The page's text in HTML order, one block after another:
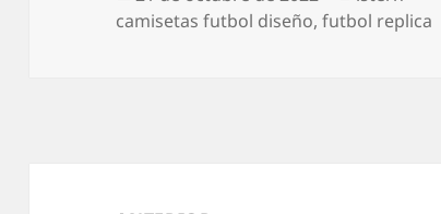
el
camisetas futbol diseño,futbol replica